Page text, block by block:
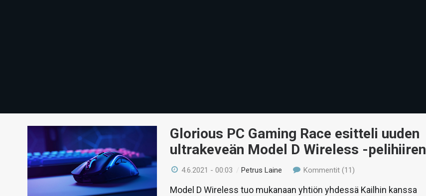
Glorious PC Gaming Race esitteli uuden
ultrakeveän Model D Wireless -pelihiiren
4.6.2021 - 00:03 /Petrus Laine Kommentit (11)
Model D Wireless tuo mukanaan yhtiön yhdessä Kailhin kanssa